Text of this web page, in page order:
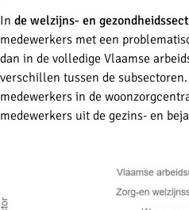
In de welzijns- en
medewerkers met een
dan in de volledige Vlaamse
verschillen tussen de
medewerkers in de
medewerkers uit de gezins- en